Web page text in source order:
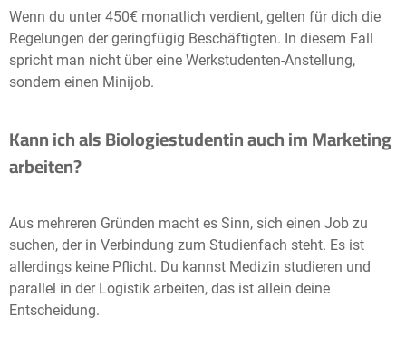
Wenn du unter 450€ monatlich verdient, gelten für dich die
Regelungen der geringfügig Beschäftigten. In diesem Fall
spricht man nicht über eine Werkstudenten-Anstellung,
sondern einen Minijob.
Kann ich als Biologiestudentin auch im Marketing
arbeiten?
Aus mehreren Gründen macht es Sinn, sich einen Job zu
suchen, der in Verbindung zum Studienfach steht. Es ist
allerdings keine Pflicht. Du kannst Medizin studieren und
parallel in der Logistik arbeiten, das ist allein deine
Entscheidung.